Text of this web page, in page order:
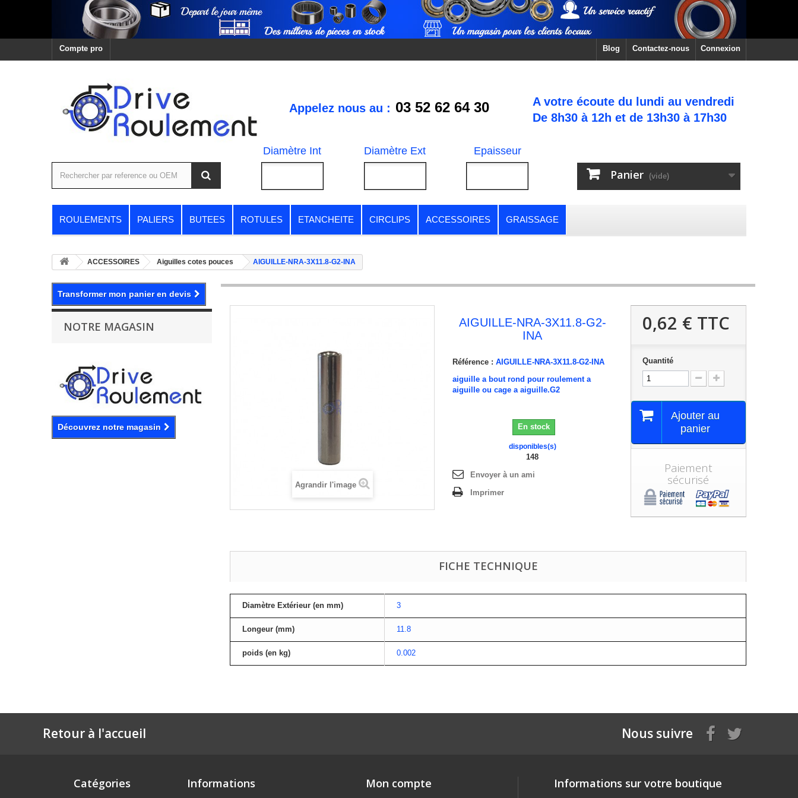
Compte pro Connexion
Contactez-nous
Blog
Appelez nous au : 03 52 62 64 30
A votre écoute du lundi au vendredi
De 8h30 à 12h et de 13h30 à 17h30
Diamètre Int Diamètre Ext Epaisseur
Panier (vide)
ROULEMENTS PALIERS BUTEES ROTULES ETANCHEITE CIRCLIPS ACCESSOIRES GRAISSAGE
ACCESSOIRES Aiguilles cotes pouces AIGUILLE-NRA-3X11.8-G2-INA
Transformer mon panier en devis
NOTRE MAGASIN
Découvrez notre magasin
Agrandir l'image
AIGUILLE-NRA-3X11.8-G2-
INA
Référence : AIGUILLE-NRA-3X11.8-G2-INA
aiguille a bout rond pour roulement a
aiguille ou cage a aiguille.G2
En stock
disponibles(s)
148
Envoyer à un ami
Imprimer
0,62 € TTC
Quantité
Ajouter au
panier
Paiement
sécurisé
FICHE TECHNIQUE
Diamètre Extérieur (en mm) 3
Longeur (mm) 11.8
poids (en kg) 0.002
Retour à l'accueil Nous suivre
Catégories Informations Mon compte Informations sur votre boutique